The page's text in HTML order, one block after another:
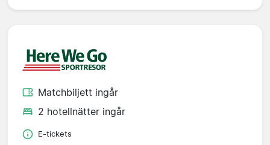
Matchbiljett ingår
2 hotellnätter ingår
E-tickets